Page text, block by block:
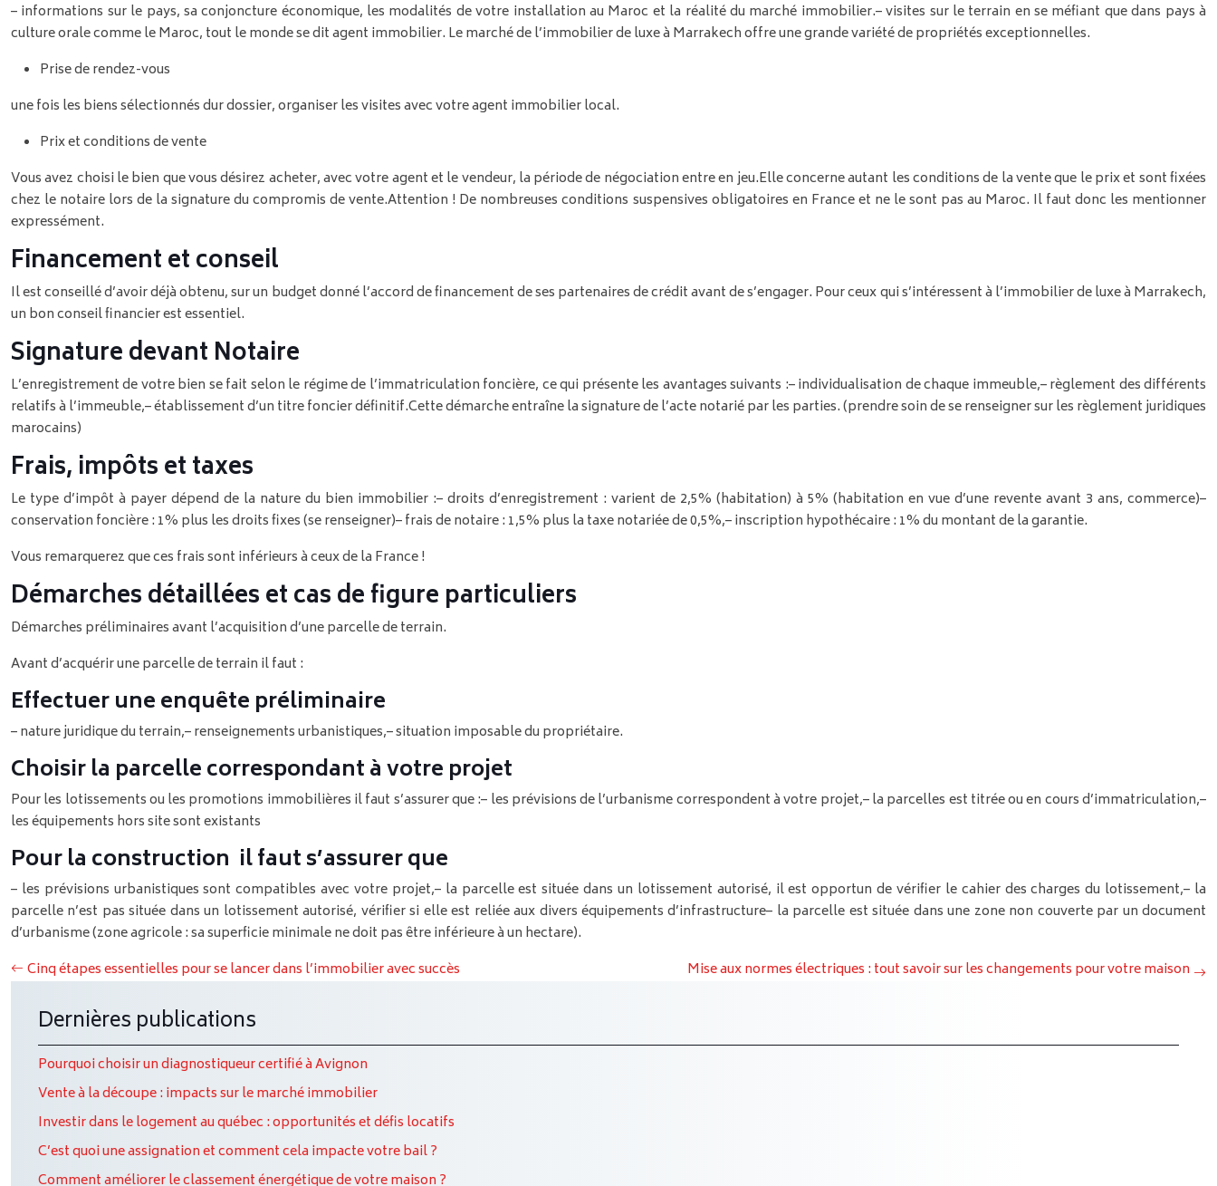
– informations sur le pays, sa conjoncture économique, les modalités de votre installation au Maroc et la réalité du marché immobilier.– visites sur le terrain en se méfiant que dans pays à
culture orale comme le Maroc, tout le monde se dit agent immobilier. Le marché de l’immobilier de luxe à Marrakech offre une grande variété de propriétés exceptionnelles.
Prise de rendez-vous
une fois les biens sélectionnés dur dossier, organiser les visites avec votre agent immobilier local.
Prix et conditions de vente
Vous avez choisi le bien que vous désirez acheter, avec votre agent et le vendeur, la période de négociation entre en jeu.Elle concerne autant les conditions de la vente que le prix et sont fixées
chez le notaire lors de la signature du compromis de vente.Attention ! De nombreuses conditions suspensives obligatoires en France et ne le sont pas au Maroc. Il faut donc les mentionner
expressément.
Financement et conseil
Il est conseillé d’avoir déjà obtenu, sur un budget donné l’accord de financement de ses partenaires de crédit avant de s’engager. Pour ceux qui s’intéressent à l’immobilier de luxe à Marrakech,
un bon conseil financier est essentiel.
Signature devant Notaire
L’enregistrement de votre bien se fait selon le régime de l’immatriculation foncière, ce qui présente les avantages suivants :– individualisation de chaque immeuble,– règlement des différents
relatifs à l’immeuble,– établissement d’un titre foncier définitif.Cette démarche entraîne la signature de l’acte notarié par les parties. (prendre soin de se renseigner sur les règlement juridiques
marocains)
Frais, impôts et taxes
Le type d’impôt à payer dépend de la nature du bien immobilier :– droits d’enregistrement : varient de 2,5% (habitation) à 5% (habitation en vue d’une revente avant 3 ans, commerce)–
conservation foncière : 1% plus les droits fixes (se renseigner)– frais de notaire : 1,5% plus la taxe notariée de 0,5%,– inscription hypothécaire : 1% du montant de la garantie.
Vous remarquerez que ces frais sont inférieurs à ceux de la France !
Démarches détaillées et cas de figure particuliers
Démarches préliminaires avant l’acquisition d’une parcelle de terrain.
Avant d’acquérir une parcelle de terrain il faut :
Effectuer une enquête préliminaire
– nature juridique du terrain,– renseignements urbanistiques,– situation imposable du propriétaire.
Choisir la parcelle correspondant à votre projet
Pour les lotissements ou les promotions immobilières il faut s’assurer que :– les prévisions de l’urbanisme correspondent à votre projet,– la parcelles est titrée ou en cours d’immatriculation,–
les équipements hors site sont existants
Pour la construction il faut s’assurer que
– les prévisions urbanistiques sont compatibles avec votre projet,– la parcelle est située dans un lotissement autorisé, il est opportun de vérifier le cahier des charges du lotissement,– la
parcelle n’est pas située dans un lotissement autorisé, vérifier si elle est reliée aux divers équipements d’infrastructure– la parcelle est située dans une zone non couverte par un document
d’urbanisme (zone agricole : sa superficie minimale ne doit pas être inférieure à un hectare).
Cinq étapes essentielles pour se lancer dans l’immobilier avec succès
Mise aux normes électriques : tout savoir sur les changements pour votre maison
Dernières publications
Pourquoi choisir un diagnostiqueur certifié à Avignon
Vente à la découpe : impacts sur le marché immobilier
Investir dans le logement au québec : opportunités et défis locatifs
C’est quoi une assignation et comment cela impacte votre bail ?
Comment améliorer le classement énergétique de votre maison ?